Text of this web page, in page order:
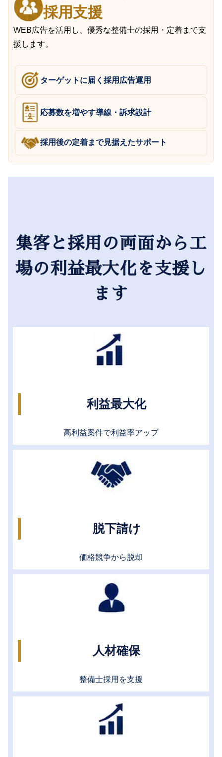
採用支援
WEB広告を活用し、優秀な整備士の採用・定着まで支
援します。
ターゲットに届く採用広告運用
応募数を増やす導線・訴求設計
採用後の定着まで見据えたサポート
集客と採用の両面から工
場の利益最大化を支援し
ます
利益最大化
高利益案件で利益率アップ
脱下請け
価格競争から脱却
人材確保
整備士採用を支援